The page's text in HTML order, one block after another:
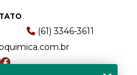
(61) 3346-3611